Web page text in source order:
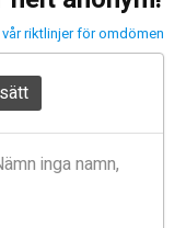
riktlinjer för omdömen